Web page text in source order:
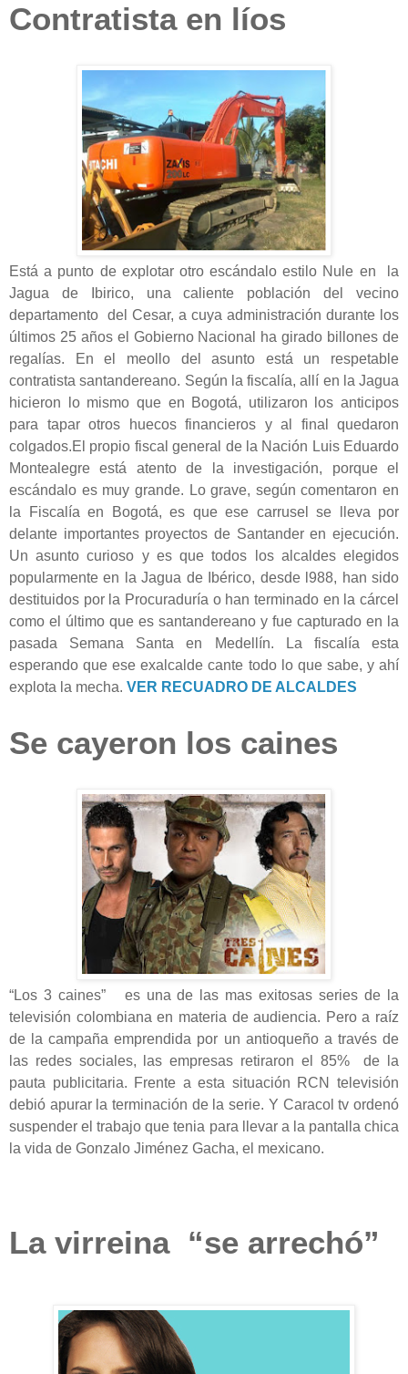
Contratista en líos
Está a punto de explotar otro escándalo estilo Nule en la
Jagua de Ibirico, una caliente población del vecino
departamento del Cesar, a cuya administración durante los
últimos 25 años el Gobierno Nacional ha girado billones de
regalías. En el meollo del asunto está un respetable
contratista santandereano. Según la fiscalía, allí en la Jagua
hicieron lo mismo que en Bogotá, utilizaron los anticipos
para tapar otros huecos financieros y al final quedaron
colgados.El propio fiscal general de la Nación Luis Eduardo
Montealegre está atento de la investigación, porque el
escándalo es muy grande. Lo grave, según comentaron en
la Fiscalía en Bogotá, es que ese carrusel se lleva por
delante importantes proyectos de Santander en ejecución.
Un asunto curioso y es que todos los alcaldes elegidos
popularmente en la Jagua de Ibérico, desde l988, han sido
destituidos por la Procuraduría o han terminado en la cárcel
como el último que es santandereano y fue capturado en la
pasada Semana Santa en Medellín. La fiscalía esta
esperando que ese exalcalde cante todo lo que sabe, y ahí
explota la mecha. VER RECUADRO DE ALCALDES
Se cayeron los caines
“Los 3 caines” es una de las mas exitosas series de la
televisión colombiana en materia de audiencia. Pero a raíz
de la campaña emprendida por un antioqueño a través de
las redes sociales, las empresas retiraron el 85% de la
pauta publicitaria. Frente a esta situación RCN televisión
debió apurar la terminación de la serie. Y Caracol tv ordenó
suspender el trabajo que tenia para llevar a la pantalla chica
la vida de Gonzalo Jiménez Gacha, el mexicano.
La virreina “se arrechó”